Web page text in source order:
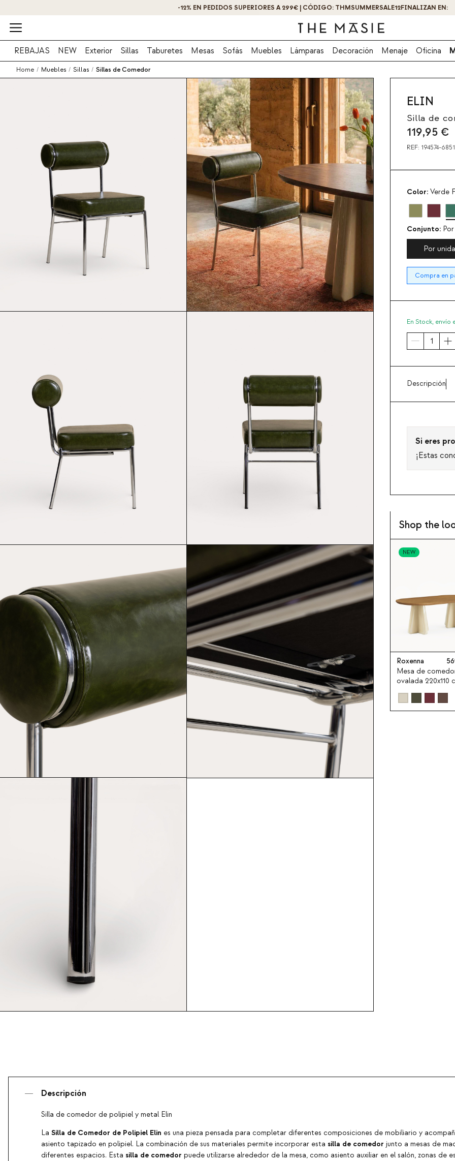
¡OBTÉN UN -10% DE DESCUENTO AL SUSCRIBIRTE AHORA!
REBAJAS NEW Exterior Sillas Taburetes Mesas Sofás Muebles Lámparas Decoración Menaje Oficina
Home / Muebles / Sillas / Sillas de Comedor
ELIN
Silla de
119,95 €
REF: 194574-
Color: Verde
Conjunto:
Por
Compra en
En Stock, envío
Descripción
Si eres
¡Estas
Shop the
NEW
Roxenna
Mesa de
ovalada 220x110
madera Roxenna
Descripción
Silla de comedor de polipiel y metal Elin
La Silla de Comedor de Polipiel Elin es una pieza pensada para completar diferentes composiciones de mobiliario y
asiento tapizado en polipiel. La combinación de sus materiales permite incorporar esta silla de comedor junto a mesas de
diferentes espacios. Esta silla de comedor puede utilizarse alrededor de la mesa, como asiento auxiliar en el salón, zonas de